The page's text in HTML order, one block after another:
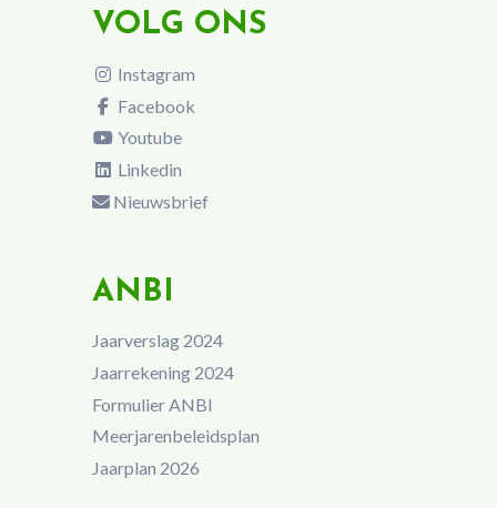
VOLG ONS
Instagram
Facebook
Youtube
Linkedin
Nieuwsbrief
ANBI
Jaarverslag 2024
Jaarrekening 2024
Formulier ANBI
Meerjarenbeleidsplan
Jaarplan 2026